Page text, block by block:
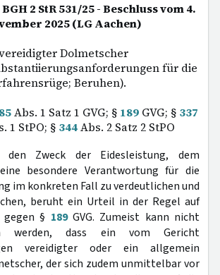
BGH 2 StR 531/25 - Beschluss vom 4.
2025 (LG Aachen)
Dolmetscher
für die
Beruhen).
Abs. 1 Satz 1 GVG; § 189 GVG; § 337
1 StPO; § 344Abs. 2 Satz 2 StPO
Zweck der Eidesleistung, dem
besondere Verantwortung für die
im konkreten Fall zu verdeutlichen und
beruht ein Urteil in der Regel auf
§ 189GVG. Zumeist kann nicht
werden, dass ein vom Gericht
vereidigter oder ein allgemein
der sich zudem unmittelbar vor